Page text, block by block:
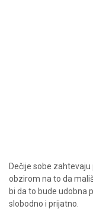
Dečije sobe
obzirom na to da
bi da to bude udobna
slobodno i prijatno.